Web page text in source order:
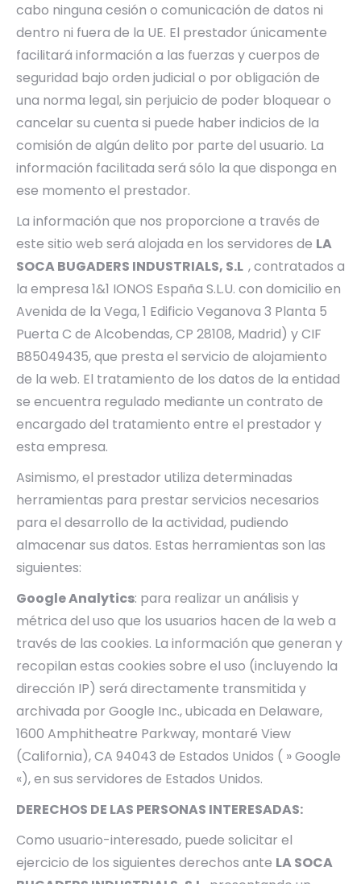
cabo ninguna cesión o comunicación de datos ni
dentro ni fuera de la UE. El prestador únicamente
facilitará información a las fuerzas y cuerpos de
seguridad bajo orden judicial o por obligación de
una norma legal, sin perjuicio de poder bloquear o
cancelar su cuenta si puede haber indicios de la
comisión de algún delito por parte del usuario. La
información facilitada será sólo la que disponga en
ese momento el prestador.
La información que nos proporcione a través de
este sitio web será alojada en los servidores de LA
SOCA BUGADERS INDUSTRIALS, S.L , contratados a
la empresa 1&1 IONOS España S.L.U. con domicilio en
Avenida de la Vega, 1 Edificio Veganova 3 Planta 5
Puerta C de Alcobendas, CP 28108, Madrid) y CIF
B85049435, que presta el servicio de alojamiento
de la web. El tratamiento de los datos de la entidad
se encuentra regulado mediante un contrato de
encargado del tratamiento entre el prestador y
esta empresa.
Asimismo, el prestador utiliza determinadas
herramientas para prestar servicios necesarios
para el desarrollo de la actividad, pudiendo
almacenar sus datos. Estas herramientas son las
siguientes:
Google Analytics: para realizar un análisis y
métrica del uso que los usuarios hacen de la web a
través de las cookies. La información que generan y
recopilan estas cookies sobre el uso (incluyendo la
dirección IP) será directamente transmitida y
archivada por Google Inc., ubicada en Delaware,
1600 Amphitheatre Parkway, montaré View
(California), CA 94043 de Estados Unidos ( » Google
«), en sus servidores de Estados Unidos.
DERECHOS DE LAS PERSONAS INTERESADAS:
Como usuario-interesado, puede solicitar el
ejercicio de los siguientes derechos ante LA SOCA